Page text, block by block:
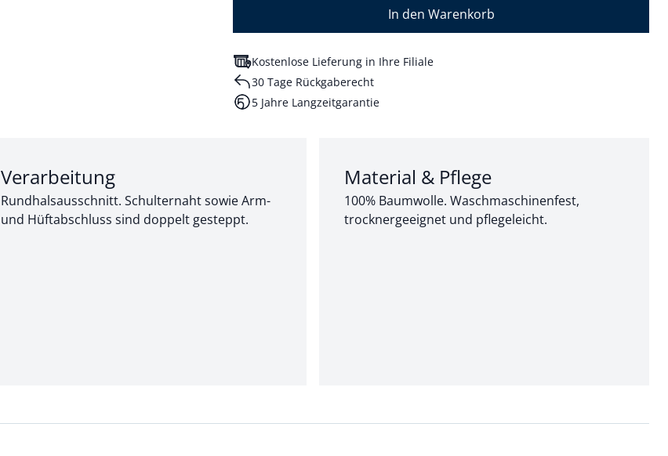
In den Warenkorb
Kostenlose Lieferung in Ihre Filiale
30 Tage Rückgaberecht
5 Jahre Langzeitgarantie
Abschnitt 2 von 3:
Verarbeitung
Rundhalsausschnitt. Schulternaht sowie Arm-
und Hüftabschluss sind doppelt gesteppt.
Abschnitt 3 von 3:
Material & Pflege
100% Baumwolle. Waschmaschinenfest,
trocknergeeignet und pflegeleicht.